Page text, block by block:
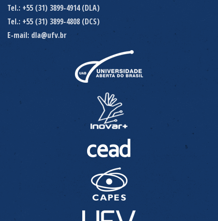
Tel.: +55 (31) 3899-4914 (DLA)
Tel.: +55 (31) 3899-4808 (DCS)
E-mail: dla@ufv.br